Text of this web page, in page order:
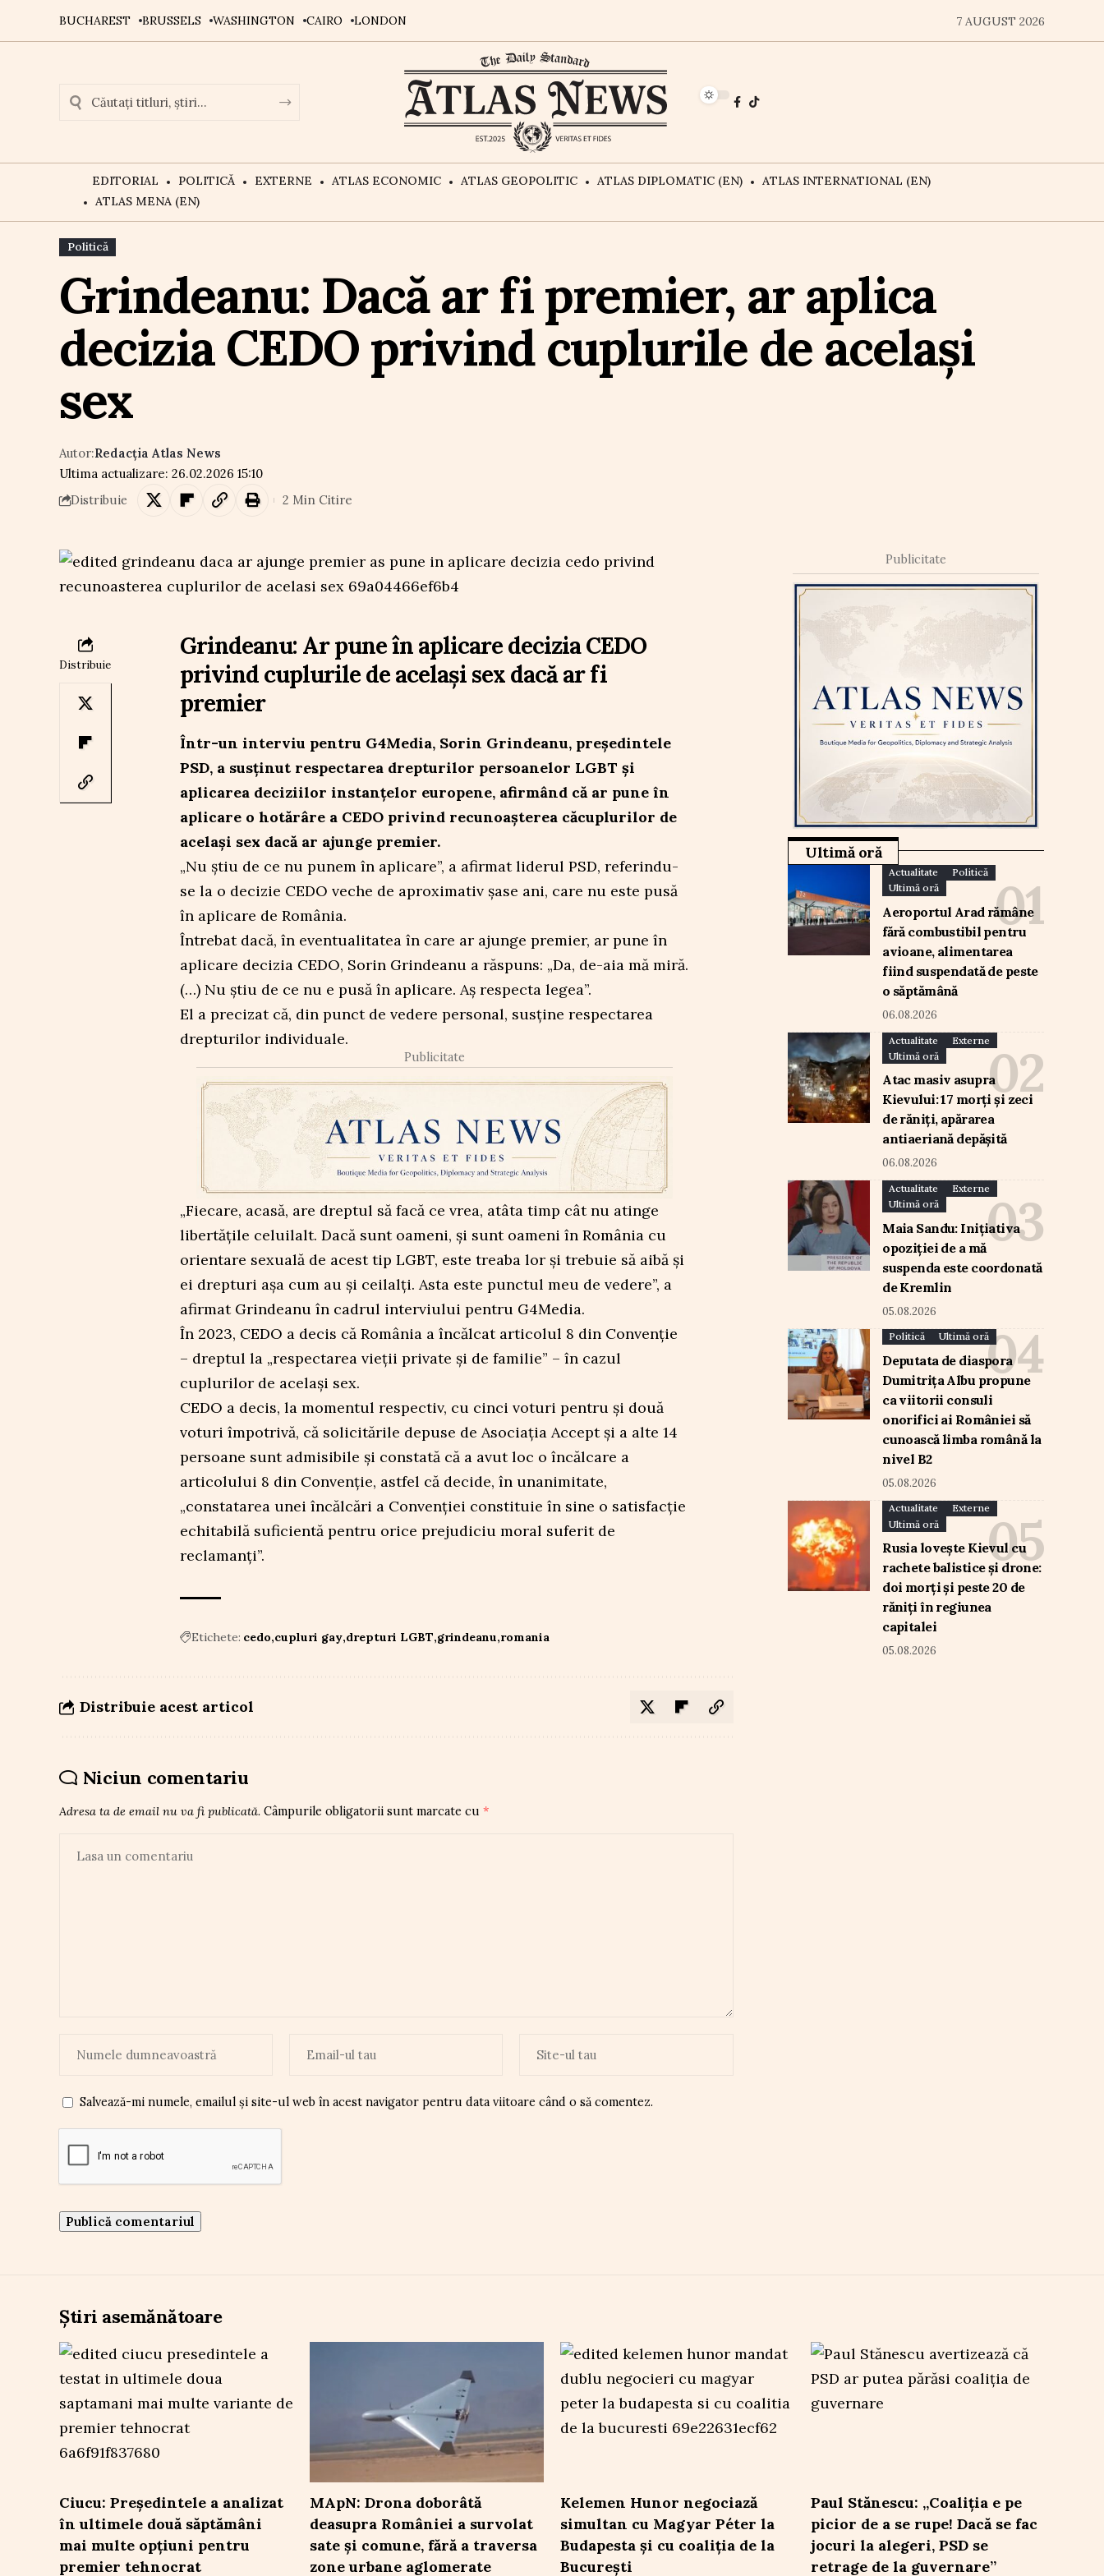
BUCHAREST BRUSSELS WASHINGTON CAIRO LONDON 7 AUGUST 2026
EDITORIAL POLITICĂ EXTERNE ATLAS ECONOMIC ATLAS GEOPOLITIC ATLAS DIPLOMATIC (EN)
ATLAS INTERNATIONAL (EN)
ATLAS MENA (EN)
Politică
Grindeanu: Dacă ar fi premier, ar aplica
decizia CEDO privind cuplurile de același
sex
Ultima actualizare: 26.02.2026 15:10
Autor:Redacția Atlas News
Distribuie 2 Min Citire
Distribuie
Grindeanu: Ar pune în aplicare decizia CEDO
privind cuplurile de același sex dacă ar fi
premier
Într-un interviu pentru G4Media, Sorin Grindeanu, președintele
PSD, a susținut respectarea drepturilor persoanelor LGBT și
aplicarea deciziilor instanțelor europene, afirmând că ar pune în
aplicare o hotărâre a CEDO privind recunoașterea căcuplurilor de
același sex dacă ar ajunge premier.
„Nu știu de ce nu punem în aplicare”, a afirmat liderul PSD, referindu-
se la o decizie CEDO veche de aproximativ șase ani, care nu este pusă
în aplicare de România.
Întrebat dacă, în eventualitatea în care ar ajunge premier, ar pune în
aplicare decizia CEDO, Sorin Grindeanu a răspuns: „Da, de-aia mă miră.
(…) Nu știu de ce nu e pusă în aplicare. Aș respecta legea”.
El a precizat că, din punct de vedere personal, susține respectarea
drepturilor individuale.
Publicitate
„Fiecare, acasă, are dreptul să facă ce vrea, atâta timp cât nu atinge
libertățile celuilalt. Dacă sunt oameni, și sunt oameni în România cu
orientare sexuală de acest tip LGBT, este treaba lor și trebuie să aibă și
ei drepturi așa cum au și ceilalți. Asta este punctul meu de vedere”, a
afirmat Grindeanu în cadrul interviului pentru G4Media.
În 2023, CEDO a decis că România a încălcat articolul 8 din Convenţie
– dreptul la „respectarea vieţii private şi de familie” – în cazul
cuplurilor de acelaşi sex.
CEDO a decis, la momentul respectiv, cu cinci voturi pentru şi două
voturi împotrivă, că solicitările depuse de Asociaţia Accept şi a alte 14
persoane sunt admisibile şi constată că a avut loc o încălcare a
articolului 8 din Convenţie, astfel că decide, în unanimitate,
„constatarea unei încălcări a Convenţiei constituie în sine o satisfacţie
echitabilă suficientă pentru orice prejudiciu moral suferit de
reclamanţi”.
Etichete: cedo cupluri gay drepturi LGBT grindeanu romania
Distribuie acest articol
Niciun comentariu
Adresa ta de email nu va fi publicată. Câmpurile obligatorii sunt marcate cu *
Salvează-mi numele, emailul și site-ul web în acest navigator pentru data viitoare când o să comentez.
Publicitate
Ultimă oră
Actualitate
Politică
Ultimă oră
Aeroportul Arad rămâne
fără combustibil pentru
avioane, alimentarea
fiind suspendată de peste
o săptămână
06.08.2026
Actualitate
Externe
Ultimă oră
Atac masiv asupra
Kievului: 17 morți și zeci
de răniți, apărarea
antiaeriană depășită
06.08.2026
Actualitate
Externe
Ultimă oră
Maia Sandu: Inițiativa
opoziției de a mă
suspenda este coordonată
de Kremlin
05.08.2026
Politică Ultimă oră
Deputata de diaspora
Dumitrița Albu propune
ca viitorii consuli
onorifici ai României să
cunoască limba română la
nivel B2
05.08.2026
Actualitate
Externe
Ultimă oră
Rusia lovește Kievul cu
rachete balistice și drone:
doi morți și peste 20 de
răniți în regiunea
capitalei
05.08.2026
Știri asemănătoare
Ciucu: Președintele a analizat
în ultimele două săptămâni
mai multe opțiuni pentru
premier tehnocrat
MApN: Drona doborâtă
deasupra României a survolat
sate și comune, fără a traversa
zone urbane aglomerate
Kelemen Hunor negociază
simultan cu Magyar Péter la
Budapesta și cu coaliția de la
București
Paul Stănescu: „Coaliția e pe
picior de a se rupe! Dacă se fac
jocuri la alegeri, PSD se
retrage de la guvernare”